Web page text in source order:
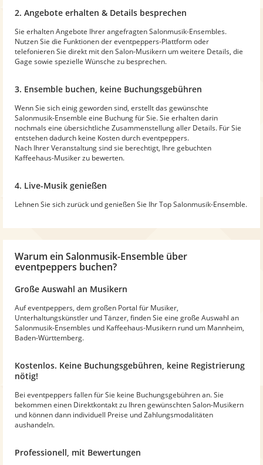
2. Angebote erhalten & Details besprechen
Sie erhalten Angebote Ihrer angefragten Salonmusik-Ensembles.
Nutzen Sie die Funktionen der eventpeppers-Plattform oder
telefonieren Sie direkt mit den Salon-Musikern um weitere Details, die
Gage sowie spezielle Wünsche zu besprechen.
3. Ensemble buchen, keine Buchungsgebühren
Wenn Sie sich einig geworden sind, erstellt das gewünschte
Salonmusik-Ensemble eine Buchung für Sie. Sie erhalten darin
nochmals eine übersichtliche Zusammenstellung aller Details. Für Sie
entstehen dadurch keine Kosten durch eventpeppers.
Nach Ihrer Veranstaltung sind sie berechtigt, Ihre gebuchten
Kaffeehaus-Musiker zu bewerten.
4. Live-Musik genießen
Lehnen Sie sich zurück und genießen Sie Ihr Top Salonmusik-Ensemble.
Warum ein Salonmusik-Ensemble über
eventpeppers buchen?
Große Auswahl an Musikern
Auf eventpeppers, dem großen Portal für Musiker,
Unterhaltungskünstler und Tänzer, finden Sie eine große Auswahl an
Salonmusik-Ensembles und Kaffeehaus-Musikern rund um Mannheim,
Baden-Württemberg.
Kostenlos. Keine Buchungsgebühren, keine Registrierung
nötig!
Bei eventpeppers fallen für Sie keine Buchungsgebühren an. Sie
bekommen einen Direktkontakt zu Ihren gewünschten Salon-Musikern
und können dann individuell Preise und Zahlungsmodalitäten
aushandeln.
Professionell, mit Bewertungen